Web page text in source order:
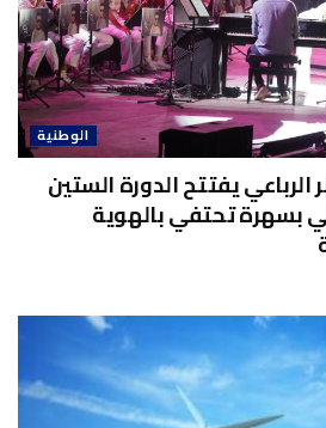
الوطنية
الرباعي يفتتح الدورة الستين
بسهرة تحتفي بالهوية